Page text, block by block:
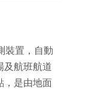
裝置，自動
及航班航道
，是由地面